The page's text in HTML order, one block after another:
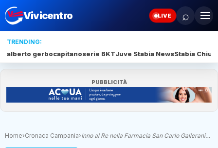
Vivicentro LIVE ⌕
TRENDING:
alberto gerbocapitanoserie BKTJuve Stabia NewsStabia
PUBBLICITÀ
Home›Cronaca Campania›Inno al Re nella Farmacia San Carlo Gallerani…